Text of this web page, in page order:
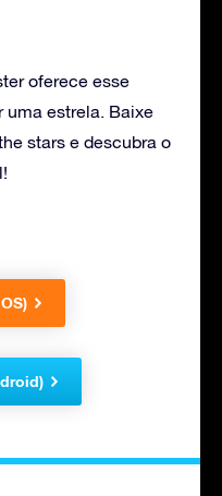
oferece esse
uma estrela. Baixe
stars e descubra o